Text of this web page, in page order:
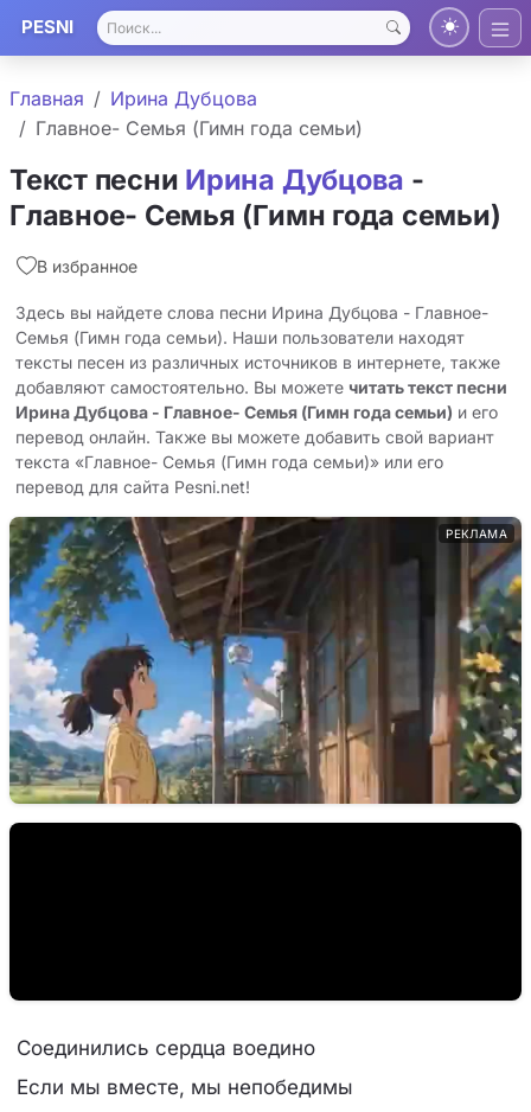
PESNI
Главная
Ирина Дубцова
Главное- Семья (Гимн года семьи)
Текст песни Ирина Дубцова -
Главное- Семья (Гимн года семьи)
В избранное
Здесь вы найдете слова песни Ирина Дубцова - Главное-
Семья (Гимн года семьи). Наши пользователи находят
тексты песен из различных источников в интернете, также
добавляют самостоятельно. Вы можете читать текст песни
Ирина Дубцова - Главное- Семья (Гимн года семьи) и его
перевод онлайн. Также вы можете добавить свой вариант
текста «Главное- Семья (Гимн года семьи)» или его
перевод для сайта Pesni.net!
РЕКЛАМА
Соединились сердца воедино
Если мы вместе, мы непобедимы